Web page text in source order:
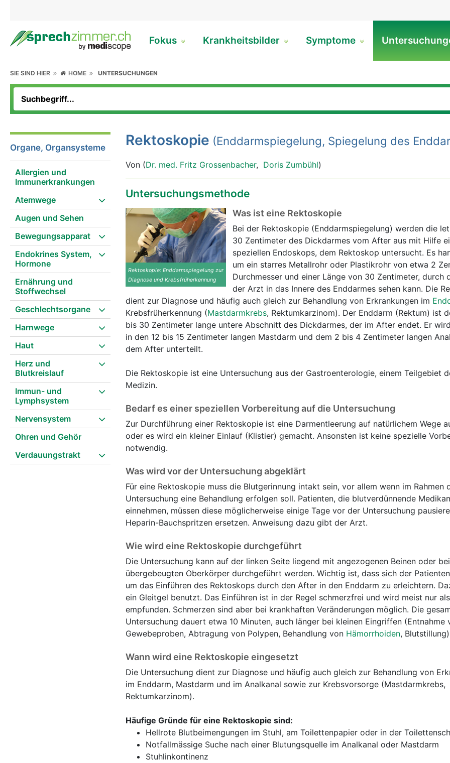
Fokus Krankheitsbilder Symptome
SIE SIND HIER HOME UNTERSUCHUNGEN
Organe, Organsysteme
Allergien und
Immunerkrankungen
Atemwege
Augen und Sehen
Bewegungsapparat
Endokrines System,
Hormone
Ernährung und
Stoffwechsel
Geschlechtsorgane
Harnwege
Haut
Herz und
Blutkreislauf
Immun- und
Lymphsystem
Nervensystem
Ohren und Gehör
Verdauungstrakt
Rektoskopie (Enddarmspiegelung, Spiegelung des
Von (Dr. med. Fritz Grossenbacher, Doris Zumbühl)
Untersuchungsmethode
Rektoskopie: Enddarmspiegelung zur
Diagnose und Krebsfrüherkennung
Was ist eine Rektoskopie
Bei der Rektoskopie (Enddarmspiegelung) werden die
30 Zentimeter des Dickdarmes vom After aus mit Hilfe
speziellen Endoskops, dem Rektoskop untersucht. Es
um ein starres Metallrohr oder Plastikrohr von etwa 2
Durchmesser und einer Länge von 30 Zentimeter, durch
der Arzt in das Innere des Enddarmes sehen kann. Die
dient zur Diagnose und häufig auch gleich zur Behandlung von Erkrankungen im
Krebsfrüherkennung (Mastdarmkrebs, Rektumkarzinom). Der Enddarm (Rektum) ist
bis 30 Zentimeter lange untere Abschnitt des Dickdarmes, der im After endet. Er
in den 12 bis 15 Zentimeter langen Mastdarm und dem 2 bis 4 Zentimeter langen
dem After unterteilt.
Die Rektoskopie ist eine Untersuchung aus der Gastroenterologie, einem Teilgebiet
Medizin.
Bedarf es einer speziellen Vorbereitung auf die Untersuchung
Zur Durchführung einer Rektoskopie ist eine Darmentleerung auf natürlichem Wege
oder es wird ein kleiner Einlauf (Klistier) gemacht. Ansonsten ist keine spezielle
notwendig.
Was wird vor der Untersuchung abgeklärt
Für eine Rektoskopie muss die Blutgerinnung intakt sein, vor allem wenn im Rahmen
Untersuchung eine Behandlung erfolgen soll. Patienten, die blutverdünnende
einnehmen, müssen diese möglicherweise einige Tage vor der Untersuchung
Heparin-Bauchspritzen ersetzen. Anweisung dazu gibt der Arzt.
Wie wird eine Rektoskopie durchgeführt
Die Untersuchung kann auf der linken Seite liegend mit angezogenen Beinen oder
übergebeugten Oberkörper durchgeführt werden. Wichtig ist, dass sich der
um das Einführen des Rektoskops durch den After in den Enddarm zu erleichtern.
ein Gleitgel benutzt. Das Einführen ist in der Regel schmerzfrei und wird meist nur
empfunden. Schmerzen sind aber bei krankhaften Veränderungen möglich. Die
Untersuchung dauert etwa 10 Minuten, auch länger bei kleinen Eingriffen (Entnahme
Gewebeproben, Abtragung von Polypen, Behandlung von Hämorrhoiden,
Wann wird eine Rektoskopie eingesetzt
Die Untersuchung dient zur Diagnose und häufig auch gleich zur Behandlung von
im Enddarm, Mastdarm und im Analkanal sowie zur Krebsvorsorge (Mastdarmkrebs,
Rektumkarzinom).
Häufige Gründe für eine Rektoskopie sind:
Hellrote Blutbeimengungen im Stuhl, am Toilettenpapier oder in der
Notfallmässige Suche nach einer Blutungsquelle im Analkanal oder Mastdarm
Stuhlinkontinenz